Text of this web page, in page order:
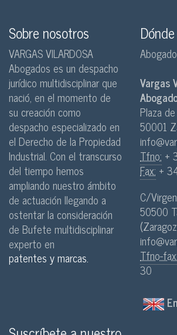
Sobre nosotros
VARGAS VILARDOSA
Abogados es un despacho
jurídico multidisciplinar que
nació, en el momento de
su creación como
despacho especializado en
el Derecho de la Propiedad
Industrial. Con el transcurso
del tiempo hemos
ampliando nuestro ámbito
de actuación llegando a
ostentar la consideración
de Bufete multidisciplinar
experto en
patentes y marcas.
Vargas
Plaza
50001
Tfno: +
Fax:+
C/
50500
Tfno-fax:
30